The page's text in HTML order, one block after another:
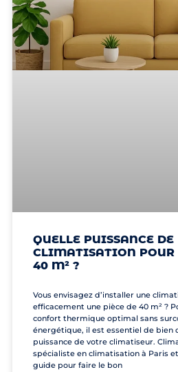
QUELLE PUISSANCE DE
CLIMATISATION POUR
40 M² ?
Vous envisagez d’installer une
efficacement une pièce de 40 m² ?
confort thermique optimal sans
énergétique, il est essentiel de bien
puissance de votre climatiseur.
spécialiste en climatisation à Paris
guide pour faire le bon